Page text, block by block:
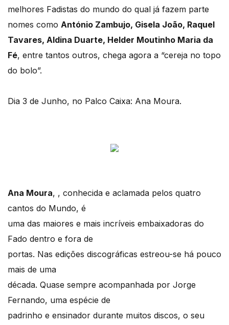
melhores Fadistas do mundo do qual já fazem parte
nomes como António Zambujo, Gisela João, Raquel
Tavares, Aldina Duarte, Helder Moutinho Maria da
Fé, entre tantos outros, chega agora a “cereja no topo
do bolo”.
Dia 3 de Junho, no Palco Caixa: Ana Moura.
Ana Moura, , conhecida e aclamada pelos quatro
cantos do Mundo, é
uma das maiores e mais incríveis embaixadoras do
Fado dentro e fora de
portas. Nas edições discográficas estreou-se há pouco
mais de uma
década. Quase sempre acompanhada por Jorge
Fernando, uma espécie de
padrinho e ensinador durante muitos discos, o seu